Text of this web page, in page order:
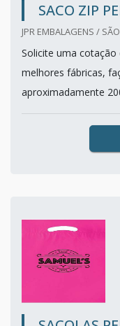
SACO ZIP
JPR EMBALAGENS /
Solicite uma cotação
melhores fábricas,
aproximadamente